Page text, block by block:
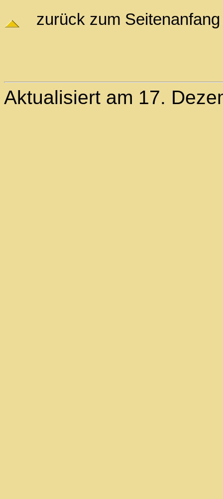
zurück zum Seitenanfang
Aktualisiert am 17.